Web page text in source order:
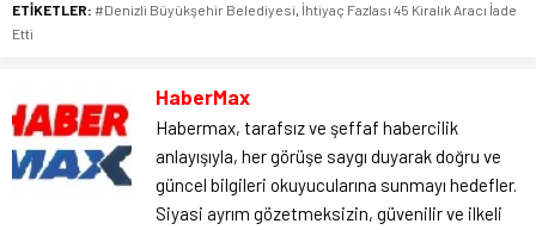
ETİKETLER: #Denizli Büyükşehir Belediyesi, İhtiyaç Fazlası 45 Kiralık Aracı İade
Etti
HaberMax
Habermax, tarafsız ve şeffaf habercilik
anlayışıyla, her görüşe saygı duyarak doğru ve
güncel bilgileri okuyucularına sunmayı hedefler.
Siyasi ayrım gözetmeksizin, güvenilir ve ilkeli